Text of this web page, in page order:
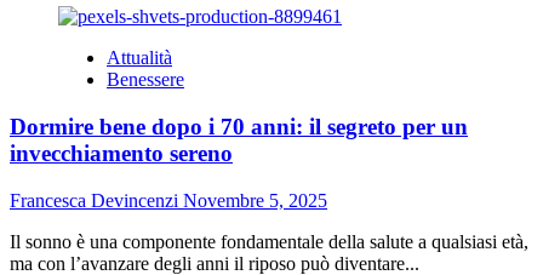
più
Coppa
Italia,
derby
emiliano
col
Bologna
può
salvare
la
Attualità
Benessere
Dormire bene dopo i 70 anni: il segreto per un
invecchiamento sereno
Francesca Devincenzi Novembre 5, 2025
Il sonno è una componente fondamentale della salute a qualsiasi età,
ma con l’avanzare degli anni il riposo può diventare...